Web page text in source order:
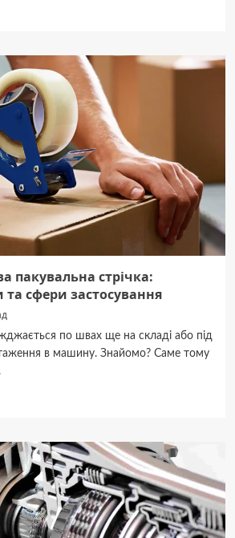
пакувальна стрічка:
сфери застосування
по швах ще на складі або під
в машину. Знайомо? Саме тому